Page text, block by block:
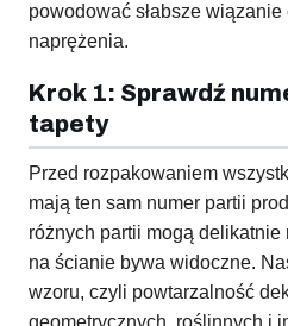
powodować słabsze
naprężenia.
Krok 1: Sprawdź
tapety
Przed rozpakowaniem
mają ten sam numer partii
różnych partii mogą
na ścianie bywa widoczne.
wzoru, czyli powtarzalność